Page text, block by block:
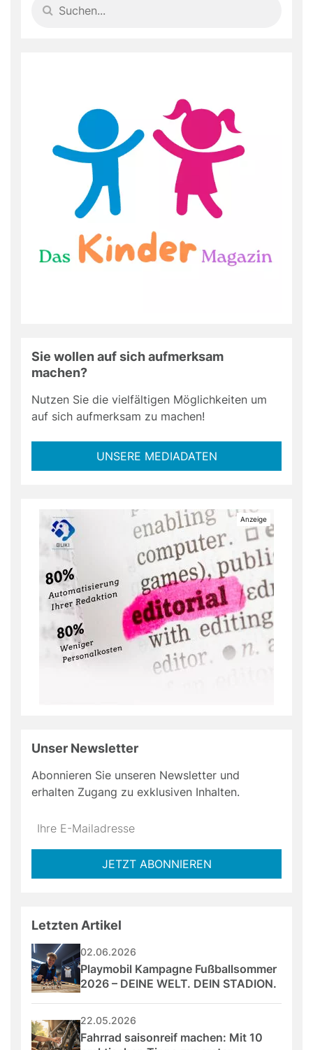
Sie wollen auf sich aufmerksam
machen?
Nutzen Sie die vielfältigen Möglichkeiten um
auf sich aufmerksam zu machen!
UNSERE MEDIADATEN
Unser Newsletter
Abonnieren Sie unseren Newsletter und
erhalten Zugang zu exklusiven Inhalten.
Do
*Ihre
JETZT ABONNIEREN
Letzten Artikel
02.06.2026
Playmobil Kampagne Fußballsommer
2026 – DEINE WELT. DEIN STADION.
22.05.2026
Fahrrad saisonreif machen: Mit 10